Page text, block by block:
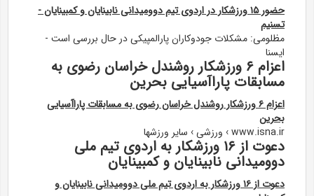
حضور ۱۵ ورزشکار در اردوی تیم دوومیدانی نابینایان و کمبینایان -
تسنیم
مظلومی: مشکلات جودوکاران پارالمپیکی در حال بررسی است -
ایسنا
اعزام ۶ ورزشکار روشندل خراسان رضوی به
مسابقات پاراآسیایی بحرین
اعزام ۶ ورزشکار روشندل خراسان رضوی به مسابقات پاراآسیایی
بحرین
www.isna.ir › ورزشی › سایر ورزشها
دعوت از ۱۶ ورزشکار به اردوی تیم ملی
دوومیدانی نابینایان و کمبینایان
دعوت از ۱۶ ورزشکار به اردوی تیم ملی دوومیدانی نابینایان و